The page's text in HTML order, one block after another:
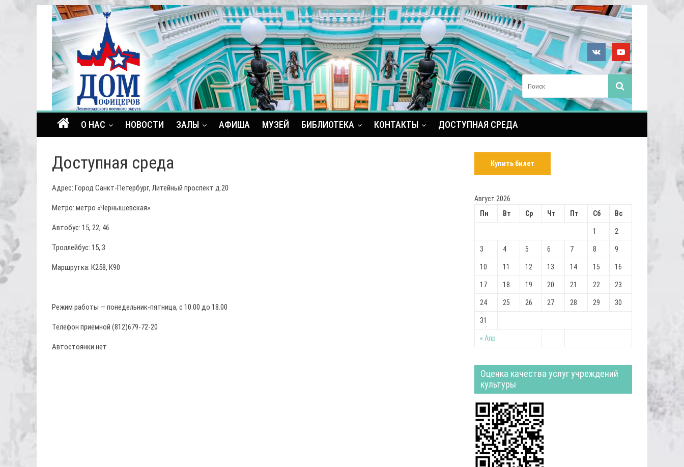
О НАС НОВОСТИ ЗАЛЫ АФИША МУЗЕЙ БИБЛИОТЕКА КОНТАКТЫ ДОСТУПНАЯ СРЕДА
Доступная среда
Адрес: Город Санкт-Петербург, Литейный проспект д.20
Метро: метро «Чернышевская»
Автобус: 15, 22, 46
Троллейбус: 15, 3
Маршрутка: К258, К90
Режим работы — понедельник-пятница, с 10.00 до 18.00
Телефон приемной (812)679-72-20
Автостоянки нет
Купить билет
Август 2026
Пн
Вт Ср Чт Пт Сб Вс
« Апр
1 2
3 4 5 6 7 8 9
10 11 12 13 14 15 16
17 18 19 20 21 22 23
24 25 26 27 28 29 30
31
Оценка качества услуг учреждений
культуры